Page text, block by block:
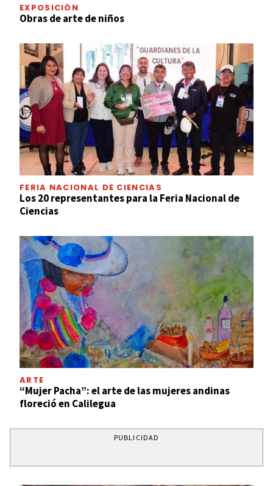
EXPOSICIÓN
Obras de arte de niños
FERIA NACIONAL DE CIENCIAS
Los 20 representantes para la Feria Nacional de
Ciencias
ARTE
“Mujer Pacha”: el arte de las mujeres andinas
floreció en Calilegua
PUBLICIDAD